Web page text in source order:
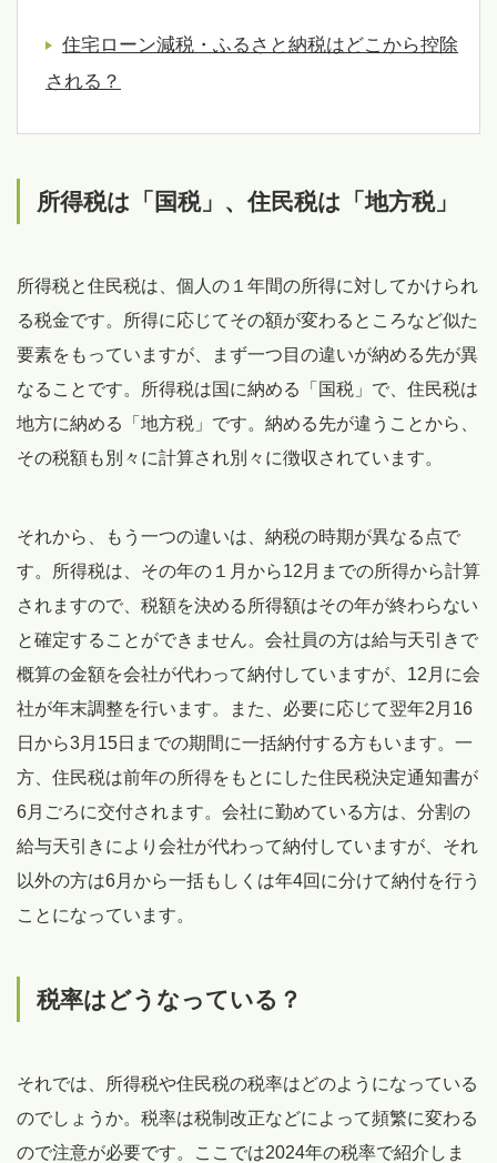
住宅ローン減税・ふるさと納税はどこから控除
される？
所得税は「国税」、住民税は「地方税」
所得税と住民税は、個人の１年間の所得に対してかけられ
る税金です。所得に応じてその額が変わるところなど似た
要素をもっていますが、まず一つ目の違いが納める先が異
なることです。所得税は国に納める「国税」で、住民税は
地方に納める「地方税」です。納める先が違うことから、
その税額も別々に計算され別々に徴収されています。
それから、もう一つの違いは、納税の時期が異なる点で
す。所得税は、その年の１月から12月までの所得から計算
されますので、税額を決める所得額はその年が終わらない
と確定することができません。会社員の方は給与天引きで
概算の金額を会社が代わって納付していますが、12月に会
社が年末調整を行います。また、必要に応じて翌年2月16
日から3月15日までの期間に一括納付する方もいます。一
方、住民税は前年の所得をもとにした住民税決定通知書が
6月ごろに交付されます。会社に勤めている方は、分割の
給与天引きにより会社が代わって納付していますが、それ
以外の方は6月から一括もしくは年4回に分けて納付を行う
ことになっています。
税率はどうなっている？
それでは、所得税や住民税の税率はどのようになっている
のでしょうか。税率は税制改正などによって頻繁に変わる
ので注意が必要です。ここでは2024年の税率で紹介しま